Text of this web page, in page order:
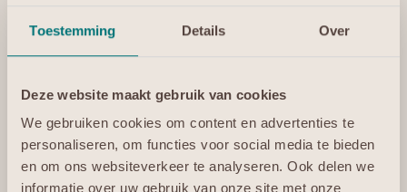
Toestemming Details Over
Deze website maakt gebruik van cookies
We gebruiken cookies om content en advertenties te
personaliseren, om functies voor social media te bieden
en om ons websiteverkeer te analyseren. Ook delen we
informatie over uw gebruik van onze site met onze
begonnen als één van de eerste IaaS-leveranciers van
Nederland, stonden partners al met stip op één. En dat
teamgenoten. We zitten samen op de tandem.
Het succes van onze partners is namelijk ook ons
succes. Door die nauwe samenwerking met ons kunnen
businesspartners zich beter onderscheiden en meer